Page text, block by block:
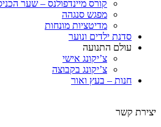
קורס מיינדפולנס – שער
מפגש סנגהה
מדיטציות מונחות
סדנת ילדים ונוער
עולם התנועה
צ’יקונג אישי
צ’יקונג בקבוצה
חנות – בעץ ואור
יצירת קשר